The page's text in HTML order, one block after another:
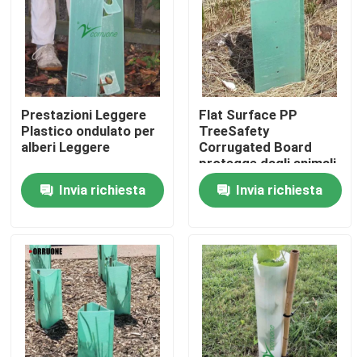
Prodotti
Video
Prestazioni Leggere
Plastico ondulato per
alberi Leggere
Invia richiesta
Flat Surface PP
TreeSafety
Corrugated Board
protegge dagli animali
con fiducia
Invia richiesta